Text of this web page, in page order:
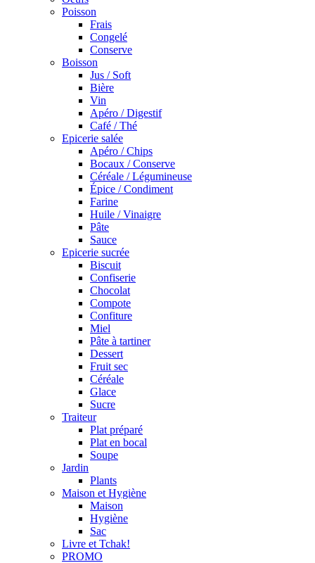
Poisson
Frais
Congelé
Conserve
Boisson
Jus / Soft
Bière
Vin
Apéro / Digestif
Café / Thé
Epicerie salée
Apéro / Chips
Bocaux / Conserve
Céréale / Légumineuse
Épice / Condiment
Farine
Huile / Vinaigre
Pâte
Sauce
Epicerie sucrée
Biscuit
Confiserie
Chocolat
Compote
Confiture
Miel
Pâte à tartiner
Dessert
Fruit sec
Céréale
Glace
Sucre
Traiteur
Plat préparé
Plat en bocal
Soupe
Jardin
Plants
Maison et Hygiène
Maison
Hygiène
Sac
Livre et Tchak!
PROMO